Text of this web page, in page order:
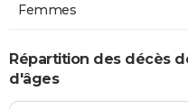
Femmes
Répartition des décès
d'âges